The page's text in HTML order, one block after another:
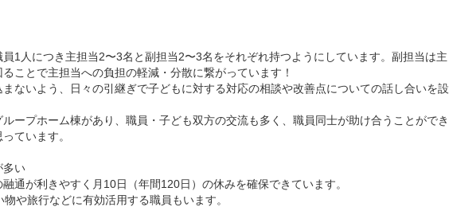
1人につき主担当2〜3名と副担当2〜3名をそれぞれ持つようにしています。副担当は主
ことで主担当への負担の軽減・分散に繋がっています！
ないよう、日々の引継ぎで子どもに対する対応の相談や改善点についての話し合いを設
ープホーム棟があり、職員・子ども双方の交流も多く、職員同士が助け合うことができ
ています。
多い
通が利きやすく月10日（年間120日）の休みを確保できています。
や旅行などに有効活用する職員もいます。